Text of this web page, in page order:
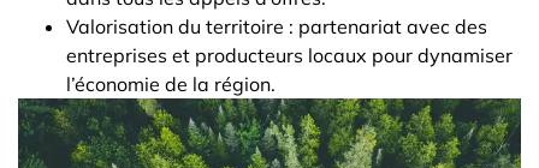
Valorisation du territoire : partenariat avec des
entreprises et producteurs locaux pour dynamiser
l’économie de la région.